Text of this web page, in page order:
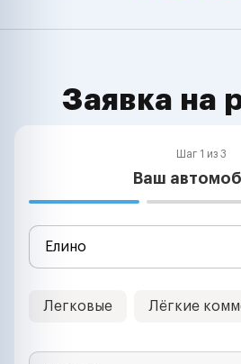
Заявка на
Шаг 1 из 3
Ваш
Легковые Лёгкие